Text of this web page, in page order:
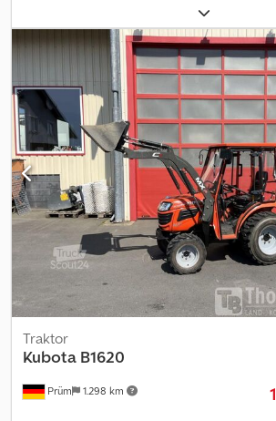
Automatska/hidraulična brza spojka -
Planirajuća kašika - Standardna uska kašika
= Chjdpezr Idfsfx Acioa Sopstvena masa: 8.315
informacija kontaktirajte Geert Geuens.
Prüm 1.298 km
Traktor
Kubota B1620